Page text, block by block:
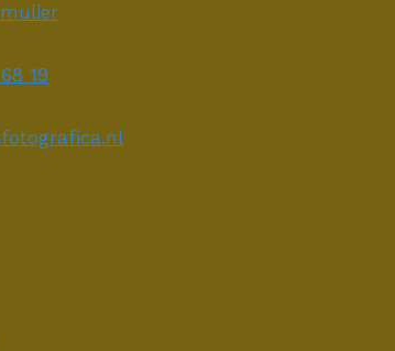
19